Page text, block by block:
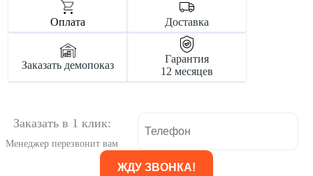
Оплата Доставка
Заказать демопоказ
Гарантия
12 месяцев
Заказать в 1 клик:
Менеджер перезвонит вам